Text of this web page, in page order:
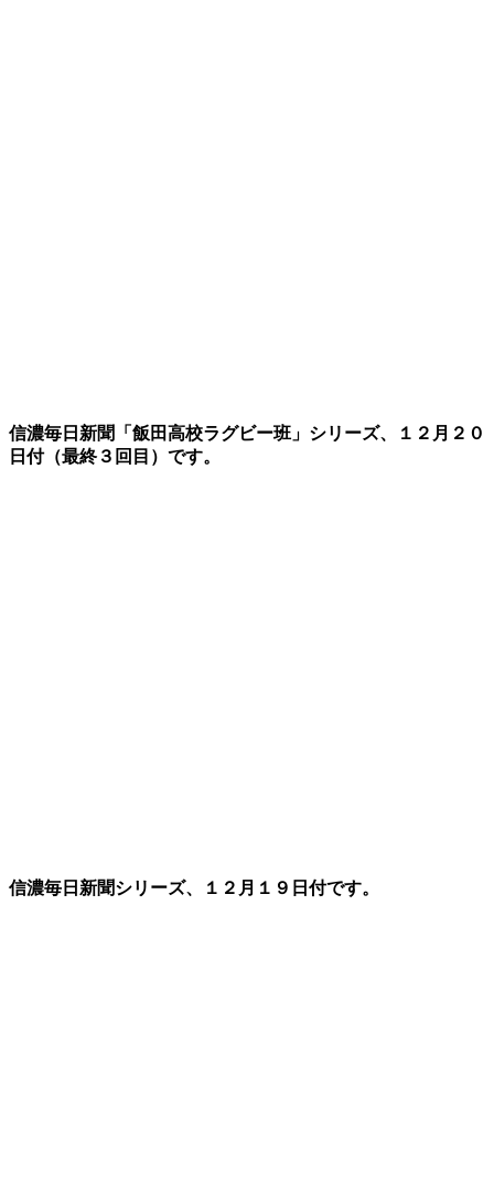
信濃毎日新聞「飯田高校ラグビー班」シリーズ、１２月２０
日付（最終３回目）です。
信濃毎日新聞シリーズ、１２月１９日付です。